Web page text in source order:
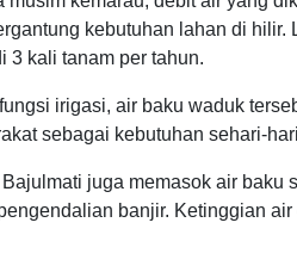
kebutuhan lahan di
3 kali tanam per tahun.
irigasi, air baku waduk
sebagai kebutuhan sehari-
juga memasok air baku
banjir. Ketinggian